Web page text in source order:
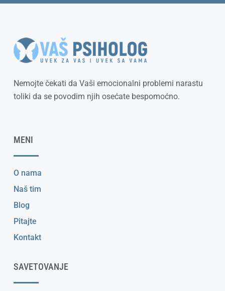
Nemojte čekati da Vaši emocionalni problemi narastu
toliki da se povodim njih osećate bespomoćno.
MENI
O nama
Naš tim
Blog
Pitajte
Kontakt
SAVETOVANJE